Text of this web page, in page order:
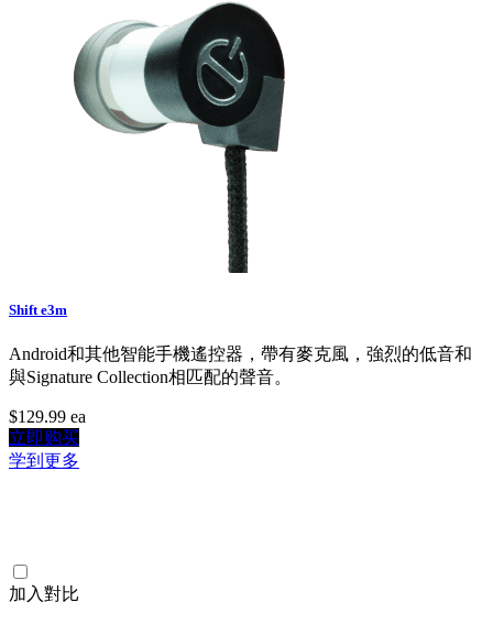
Shift e3m
Android和其他智能手機遙控器，帶有麥克風，強烈的低音和
與Signature Collection相匹配的聲音。
$129.99 ea
立即购买
学到更多
加入對比